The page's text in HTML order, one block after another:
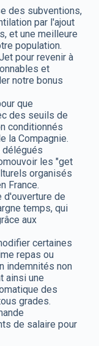
des subventions,
par l'ajout
et une meilleure
population.
pour revenir à
et
notre bonus
que
des seuils de
conditionnés
la Compagnie.
délégués
les "get
organisés
France.
d'ouverture de
temps, qui
aux
certaines
repas ou
indemnités non
ainsi une
des
grades.
de salaire pour